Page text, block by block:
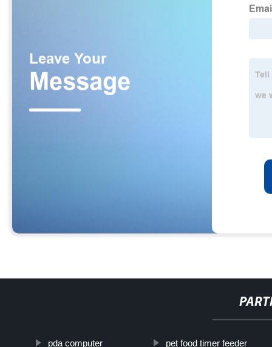
pda computer pet food timer feeder